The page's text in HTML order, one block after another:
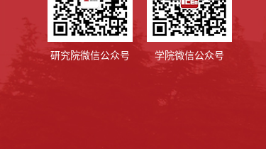
研究院微信公众号 学院微信公众号